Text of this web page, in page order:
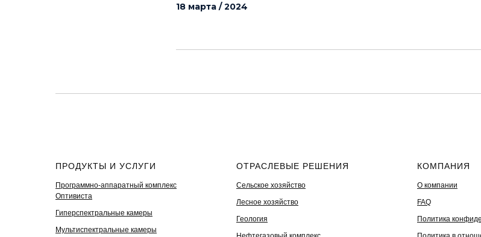
18 марта / 2024
ПРОДУКТЫ И УСЛУГИ
Программно-аппаратный комплекс
Оптивиста
Гиперспектральные камеры
Мультиспектральные камеры
ОТРАСЛЕВЫЕ РЕШЕНИЯ
Сельское хозяйство
Лесное хозяйство
Геология
КОМПАНИЯ
О компании
FAQ
Политика